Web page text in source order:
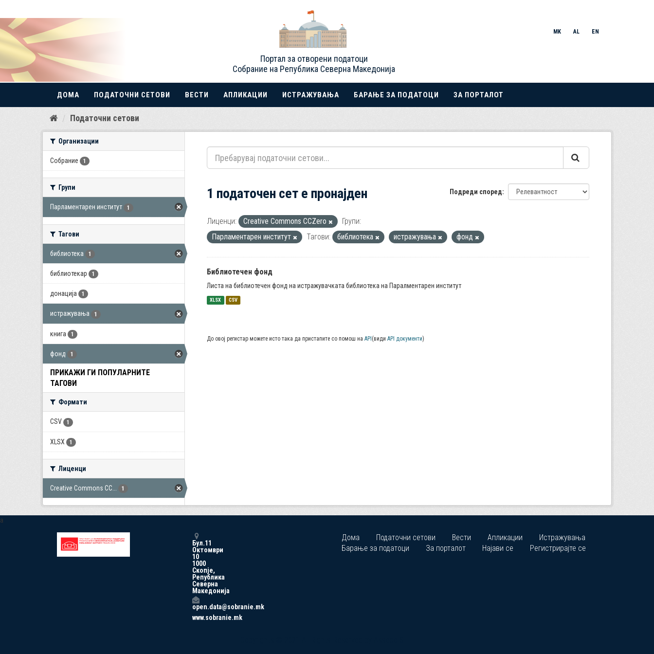
Прескокнете
Портал за отворени податоци
Собрание на Република Северна Македонија
MK AL EN
ДОМА ПОДАТОЧНИ СЕТОВИ ВЕСТИ АПЛИКАЦИИ ИСТРАЖУВАЊА БАРАЊЕ ЗА ПОДАТОЦИ ЗА ПОРТАЛОТ
Податочни сетови
Организации
Собрание 1
Групи
Парламентарен институт 1
Тагови
библиотека 1
библиотекар 1
донација 1
истражувања 1
книга 1
фонд 1
ПРИКАЖИ ГИ ПОПУЛАРНИТЕ
ТАГОВИ
Формати
CSV 1
XLSX 1
Лиценци
Creative Commons CC... 1
Подреди според
1 податочен сет е пронајден
Лиценци: Creative Commons CCZero
Групи:
Парламентарен институт
Тагови: библиотека истражувања фонд
Библиотечен фонд
Листа на библиотечен фонд на истражувачката библиотека на Паралментарен институт
XLSX CSV
До овој регистар можете исто така да пристапите со помош на API (види API документи)
a
Бул.11
Октомври
10
1000
Скопје,
Република
Северна
Македонија
open.data@sobranie.mk
www.sobranie.mk
Дома Податочни сетови Вести Апликации
Истражувања
Барање за податоци
За порталот Најави се Регистрирајте се